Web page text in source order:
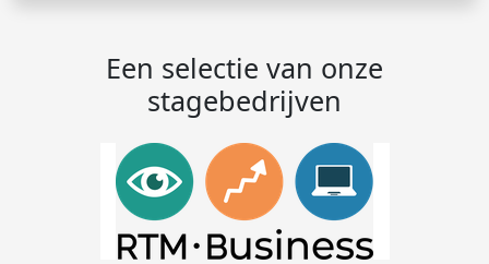
Een selectie van onze
stagebedrijven